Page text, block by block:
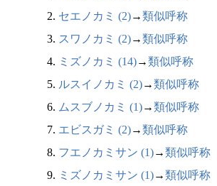
2. セエノカミ (2)→類似呼称
3. スワノカミ (2)→類似呼称
4. ミズノカミ (14)→類似呼称
5. ルスイノカミ (2)→類似呼称
6. ムスブノカミ (1)→類似呼称
7. エビスガミ (2)→類似呼称
8. フエノカミサン (1)→類似呼称
9. ミズノカミサン (1)→類似呼称